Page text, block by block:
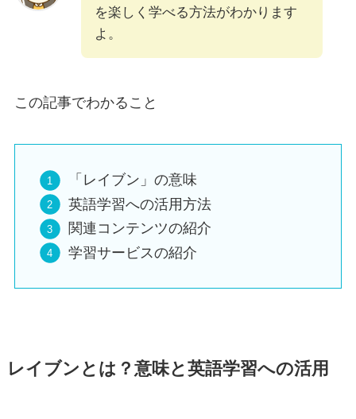
を楽しく学べる方法がわかります
よ。
この記事でわかること
「レイブン」の意味
英語学習への活用方法
関連コンテンツの紹介
学習サービスの紹介
レイブンとは？意味と英語学習への活用